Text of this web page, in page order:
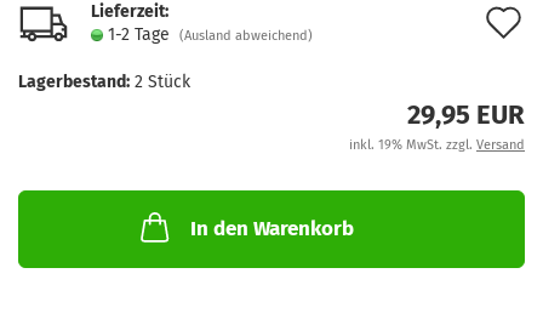
Lieferzeit:
1-2 Tage
(Ausland abweichend)
Lagerbestand: 2 Stück
29,95 EUR
inkl. 19% MwSt. zzgl. Versand
In den Warenkorb